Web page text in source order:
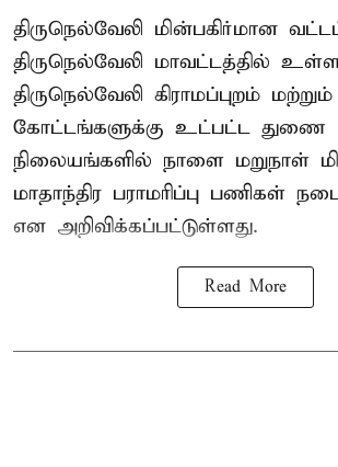
திருநெல்வேலி மின்பகிர்மான
திருநெல்வேலி மாவட்டத்தில்
திருநெல்வேலி கிராமப்புறம்
கோட்டங்களுக்கு உட்பட்ட துணை
நிலையங்களில் நாளை மறுநாள்
மாதாந்திர பராமரிப்பு பணிகள்
என அறிவிக்கப்பட்டுள்ளது.
Read More